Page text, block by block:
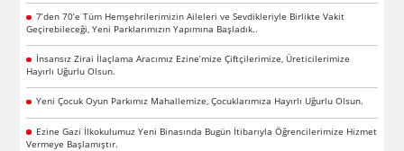
7’den 70’e Tüm Hemşehrilerimizin Aileleri ve Sevdikleriyle Birlikte Vakit
Geçirebileceği, Yeni Parklarımızın Yapımına Başladık..
İnsansız Zirai İlaçlama Aracımız Ezine’mize Çiftçilerimize, Üreticilerimize
Hayırlı Uğurlu Olsun.
Yeni Çocuk Oyun Parkımız Mahallemize, Çocuklarımıza Hayırlı Uğurlu Olsun.
Ezine Gazi İlkokulumuz Yeni Binasında Bugün İtibarıyla Öğrencilerimize Hizmet
Vermeye Başlamıştır.